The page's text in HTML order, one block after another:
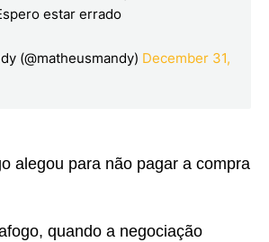
estar errado
(@matheusmandy) December 31,
alegou para não pagar a compra
quando a negociação